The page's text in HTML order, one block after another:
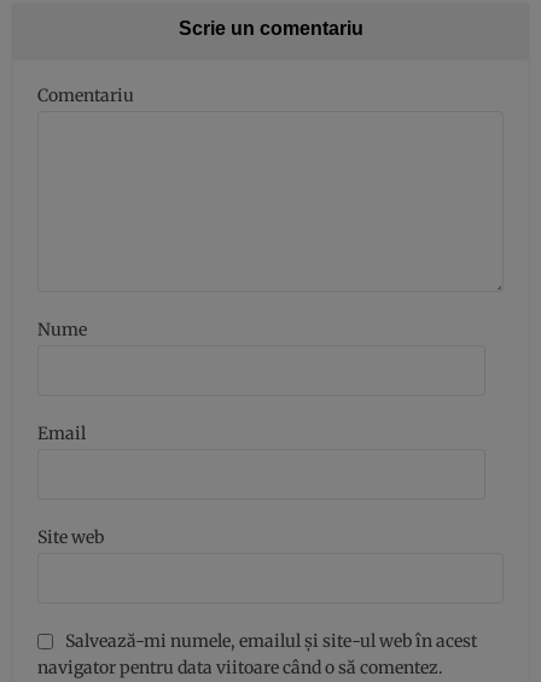
Scrie un comentariu
Comentariu
Nume
Email
Site web
Salvează-mi numele, emailul și site-ul web în acest
navigator pentru data viitoare când o să comentez.